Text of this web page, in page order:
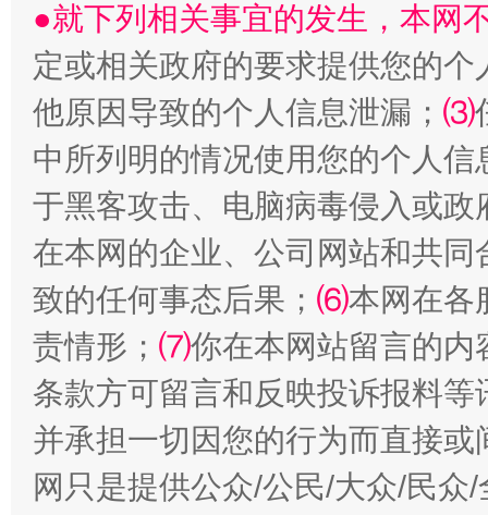
揭批美国五大"原罪" "
解纷+调解+退费，一次搞定
●就下列相关事宜的发生，本网
定或相关政府的要求提供您的个
他原因导致的个人信息泄漏； ⑶
中所列明的情况使用您的个人
于黑客攻击、电脑病毒侵入或
在本网的企业、公司网站和共
致的任何事态后果； ⑹本网在各
责情形； ⑺你在本网站留言的内
条款方可留言和反映投诉报料
并承担一切因您的行为而直接
网只是提供公众/公民/大众/民